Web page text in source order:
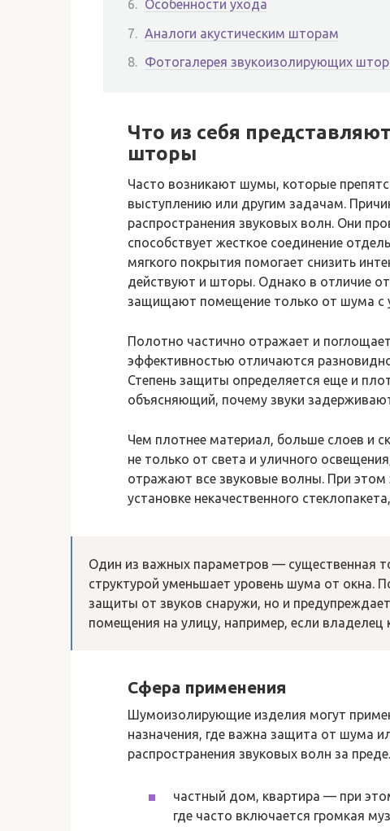
Особенности ухода
Аналоги акустическим шторам
Фотогалерея звукоизолирующих штор
Что из себя
шторы
Часто возникают шумы, которые
выступлению или другим задачам.
распространения звуковых волн. Они
способствует жесткое соединение
мягкого покрытия помогает снизить
действуют и шторы. Однако в отличие
защищают помещение только от шума с
Полотно частично отражает и
эффективностью отличаются
Степень защиты определяется еще и
объясняющий, почему звуки
Чем плотнее материал, больше слоев и
не только от света и уличного
отражают все звуковые волны. При
установке некачественного
Один из важных параметров — существенная
структурой уменьшает уровень шума от окна.
защиты от звуков снаружи, но и
помещения на улицу, например, если
Сфера применения
Шумоизолирующие изделия могут
назначения, где важна защита от шума
распространения звуковых волн за
частный дом, квартира — при
где часто включается громкая